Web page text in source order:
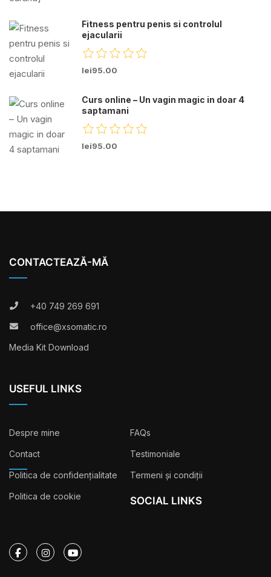
Fitness pentru penis si controlul
ejacularii
lei95.00
Curs online – Un vagin magic in doar 4
saptamani
lei95.00
CONTACTEAZĂ-MĂ
+40 749 269 691
office@xsomatic.ro
Media Kit Download
USEFUL LINKS
Despre mine FAQs
Contact Testimoniale
Politica de confidențialitate Termeni și condiții
Politica de cookie SOCIAL LINKS